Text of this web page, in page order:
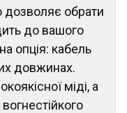
дозволяє обрати
до вашого
опція: кабель
довжинах.
міді, а